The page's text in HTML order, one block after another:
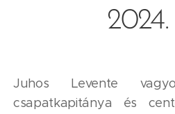
Juhos Levente
csapatkapitánya és